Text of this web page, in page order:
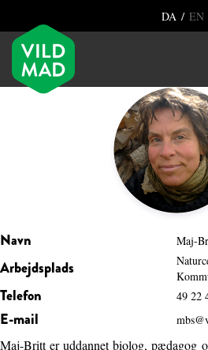
DA / EN
Navn Maj-
Arbejdsplads
Telefon 49 22
E-mail
Maj-Britt er uddannet biolog, pædagog